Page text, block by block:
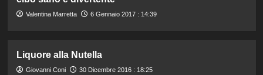
macarons”
più
magici
Valentina Marretta 6 Gennaio 2017 : 14:39
Liquore alla Nutella
Giovanni Coni 30 Dicembre 2016 : 18:25